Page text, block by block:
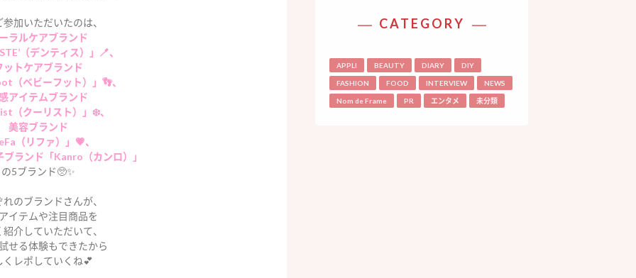
参加いただいたのは、
ラルケアブランド
（デンティス）」🪥、
ットケアブランド
（ベビーフット）」👣、
アイテムブランド
（クーリスト）」❄️、
美容ブランド
（リファ）」💗、
ブランド「Kanro（カンロ）」
の5ブランド🥺✨
れのブランドさんが、
イテムや注目商品を
介していただいて、
せる体験もできたから
くレポしていくね💕
CATEGORY
APPLI BEAUTY DIARY DIY
FASHION FOOD INTERVIEW NEWS
Nom de Frame PR エンタメ 未分類